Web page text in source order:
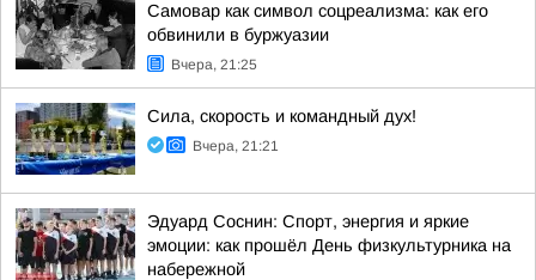
Самовар как символ соцреализма: как его
обвинили в буржуазии
Вчера, 21:25
Сила, скорость и командный дух!
Вчера, 21:21
Эдуард Соснин: Спорт, энергия и яркие
эмоции: как прошёл День физкультурника на
набережной